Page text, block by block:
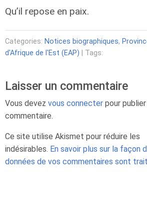
Qu’il repose en paix.
Categories: Notices biographiques,
d'Afrique de l'Est (EAP) | Tags:
Laisser un commentaire
Vous devez vous connecter pour publier
commentaire.
Ce site utilise Akismet pour réduire les
indésirables. En savoir plus sur la façon
données de vos commentaires sont